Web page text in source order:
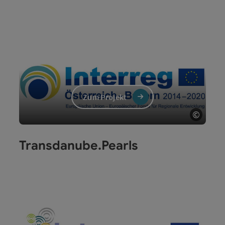
©
Zum Projekt
Transdanube.Pearls